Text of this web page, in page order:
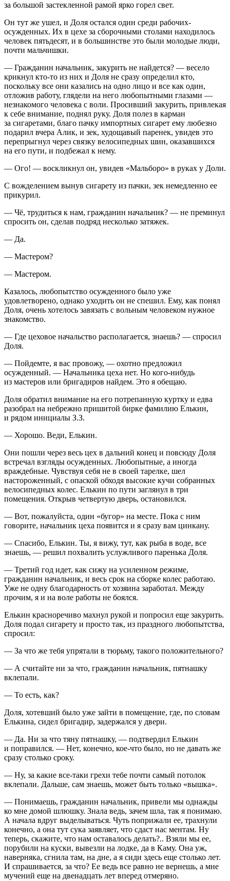
за большой застекленной рамой ярко горел свет.
Он тут же ушел, и Доля остался один среди рабочих-
осужденных. Их в цехе за сборочными столами находилось
человек пятьдесят, и в большинстве это были молодые люди,
почти мальчишки.
— Гражданин начальник, закурить не найдется? — весело
крикнул кто-то из них и Доля не сразу определил кто,
поскольку все они казались на одно лицо и все как один,
отложив работу, глядели на него любопытными глазами —
незнакомого человека с воли. Просивший закурить, привлекая
к себе внимание, поднял руку. Доля полез в карман
за сигаретами, благо пачку импортных сигарет ему любезно
подарил вчера Алик, и зек, худощавый паренек, увидев это
перепрыгнул через связку велосипедных шин, оказавшихся
на его пути, и подбежал к нему.
— Ого! — воскликнул он, увидев «Мальборо» в руках у Доли.
С вожделением вынув сигарету из пачки, зек немедленно ее
прикурил.
— Чё, трудиться к нам, гражданин начальник? — не преминул
спросить он, сделав подряд несколько затяжек.
— Да.
— Мастером?
— Мастером.
Казалось, любопытство осужденного было уже
удовлетворено, однако уходить он не спешил. Ему, как понял
Доля, очень хотелось завязать с вольным человеком нужное
знакомство.
— Где цеховое начальство располагается, знаешь? — спросил
Доля.
— Пойдемте, я вас провожу, — охотно предложил
осужденный. — Начальника цеха нет. Но кого-нибудь
из мастеров или бригадиров найдем. Это я обещаю.
Доля обратил внимание на его потрепанную куртку и едва
разобрал на небрежно пришитой бирке фамилию Елькин,
и рядом инициалы З.З.
— Хорошо. Веди, Елькин.
Они пошли через весь цех в дальний конец и повсюду Доля
встречал взгляды осужденных. Любопытные, а иногда
враждебные. Чувствуя себя не в своей тарелке, шел
настороженный, с опаской обходя высокие кучи собранных
велосипедных колес. Елькин по пути заглянул в три
помещения. Открыв четвертую дверь, остановился.
— Вот, пожалуйста, один «бугор» на месте. Пока с ним
говорите, начальник цеха появится и я сразу вам цинкану.
— Спасибо, Елькин. Ты, я вижу, тут, как рыба в воде, все
знаешь, — решил похвалить услужливого паренька Доля.
— Третий год идет, как сижу на усиленном режиме,
гражданин начальник, и весь срок на сборке колес работаю.
Уже не одну благодарность от хозяина заработал. Между
прочим, я и на воле работы не боялся.
Елькин красноречиво махнул рукой и попросил еще закурить.
Доля подал сигарету и просто так, из праздного любопытства,
спросил:
— За что же тебя упрятали в тюрьму, такого положительного?
— А считайте ни за что, гражданин начальник, пятнашку
вклепали.
— То есть, как?
Доля, хотевший было уже зайти в помещение, где, по словам
Елькина, сидел бригадир, задержался у двери.
— Да. Ни за что тяну пятнашку, — подтвердил Елькин
и поправился. — Нет, конечно, кое-что было, но не давать же
сразу столько сроку.
— Ну, за какие все-таки грехи тебе почти самый потолок
вклепали. Дальше, сам знаешь, может быть только «вышка».
— Понимаешь, гражданин начальник, привели мы однажды
ко мне домой шлюшку. Знала ведь, зачем шла, так я понимаю.
А начала вдруг выделываться. Чуть поприжали ее, трахнули
конечно, а она тут сука заявляет, что сдаст нас ментам. Ну
теперь, скажите, что нам оставалось делать?.. Взяли мы ее,
порубили на куски, вывезли на лодке, да в Каму. Она уж,
наверняка, сгнила там, на дне, а я сиди здесь еще столько лет.
И спрашивается, за что? Ее ведь все равно не вернешь, а мне
мучений еще на двенадцать лет вперед отмеряно.